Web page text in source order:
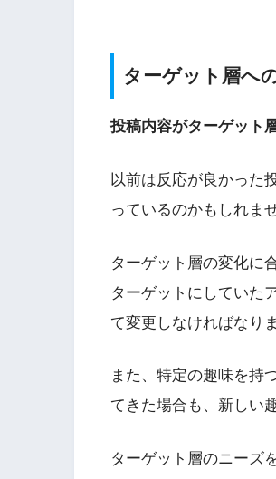
ターゲット層へ
投稿内容がターゲット
以前は反応が良かった
っているのかもしれませ
ターゲット層の変化に
ターゲットにしていた
て変更しなければなり
また、特定の趣味を持
てきた場合も、新しい
ターゲット層のニーズ